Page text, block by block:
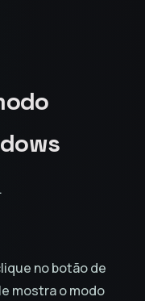
no botão de
mostra o modo